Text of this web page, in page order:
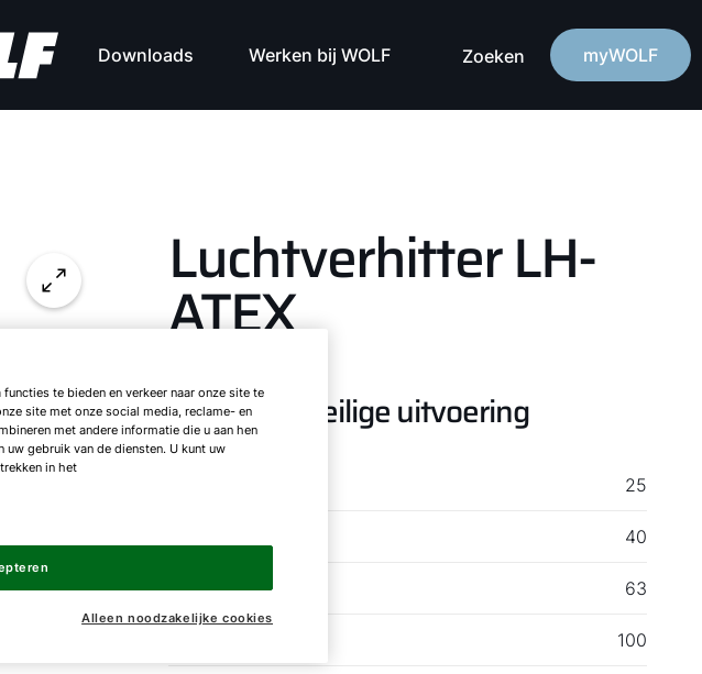
Downloads Werken bij WOLF Zoeken myWOLF
Luchtverhitter LH-
ATEX
in explosieveilige uitvoering
25
40
LH-ATEX 63
100
te bieden en verkeer naar onze site te
site met onze social media, reclame- en
met andere informatie die u aan hen
gebruik van de diensten. U kunt uw
in het
Alleen noodzakelijke cookies